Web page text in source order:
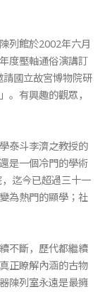
列館於2002年六月
度壓軸通俗演講訂
國立故宮博物院研
。有興趣的觀眾，
泰斗李濟之教授的
是一個冷門的學術
迄今已超過三十一
為熱門的顯學；社
不斷，歷代都繼續
正瞭解內涵的古物
陳列室永遠是最擁